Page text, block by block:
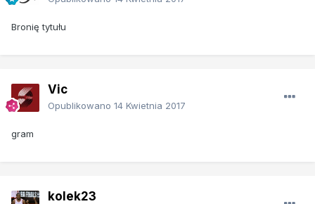
Bronię tytułu
Vic
Opublikowano 14 Kwietnia 2017
gram
kolek23